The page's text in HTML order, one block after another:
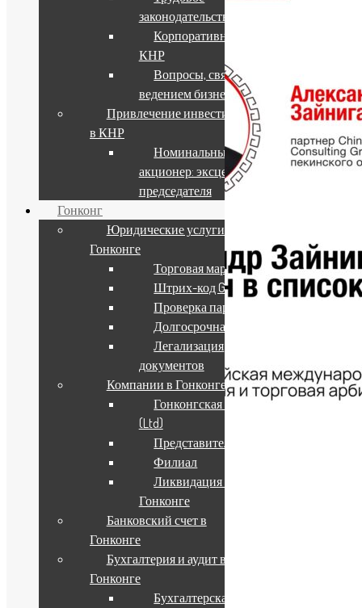
законодательство КНР
Корпоративное право
КНР
Вопросы, связанные с
ведением бизнеса в КНР
Привлечение инвестиций
в КНР
Номинальный
акционер: эксцесс зиц-
председателя
Гонконг
Юридические услуги в
Гонконге
Торговая марка
Штрих-код GS1
Проверка партнера
Долгосрочная виза
Легализация
документов
Компании в Гонконге
Гонконгская компания
(Ltd)
Представительство
Филиал
Ликвидация компании в
Гонконге
Банковский счет в
Гонконге
Бухгалтерия и аудит в
Гонконге
Бухгалтерская